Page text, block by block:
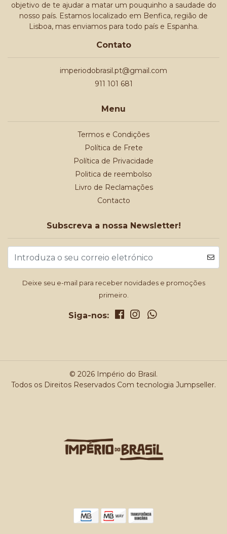
objetivo de te ajudar a matar um pouquinho a saudade do
nosso país. Estamos localizado em Benfica, região de
Lisboa, mas enviamos para todo país e Espanha.
Contato
imperiodobrasil.pt@gmail.com
911 101 681
Menu
Termos e Condições
Política de Frete
Política de Privacidade
Politica de reembolso
Livro de Reclamações
Contacto
Subscreva a nossa Newsletter!
Deixe seu e-mail para receber novidades e promoções
primeiro.
Siga-nos:
© 2026 Império do Brasil.
Todos os Direitos Reservados Com tecnologia Jumpseller.